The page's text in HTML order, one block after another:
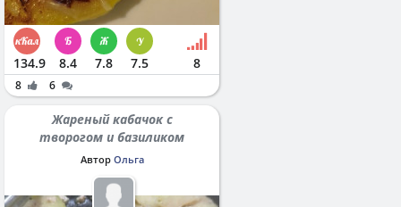
134.9 8.4 7.8 7.5 8
8 6
Жареный кабачок с
творогом и базиликом
Автор Ольга